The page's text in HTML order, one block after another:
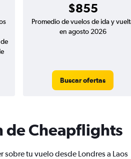
$855
Promedio de vuelos de ida y
en agosto 2026
Buscar ofertas
de Cheapflights
sobre tu vuelo desde Londres a Laos